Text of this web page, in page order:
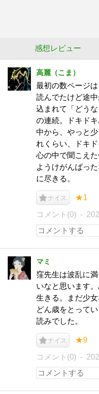
感想レビュー
高麗（こま）
最初の数ページ
読んでたけど途
込まれて「どう
の連続。ドキド
中から、やっと
れくらい、ドキ
心の中で聞こえ
ようけがんばっ
に尽きる。
ナイス ★1
コメント(0)
マミ
窪先生は波乱に
いなと思います
生きる。まだ少
どん歳をとって
読みでした。
ナイス ★9
コメント(0)